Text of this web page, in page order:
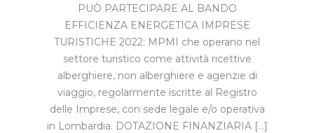
PUÒ PARTECIPARE AL BANDO
EFFICIENZA ENERGETICA IMPRESE
TURISTICHE 2022: MPMI che operano nel
settore turistico come attività ricettive
alberghiere, non alberghiere e agenzie di
viaggio, regolarmente iscritte al Registro
delle Imprese, con sede legale e/o operativa
in Lombardia. DOTAZIONE FINANZIARIA […]